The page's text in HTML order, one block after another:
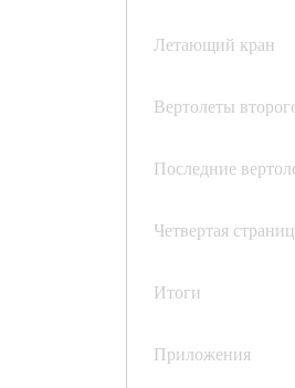
Летающий кран
Вертолеты
Последние
Четвертая
Итоги
Приложения